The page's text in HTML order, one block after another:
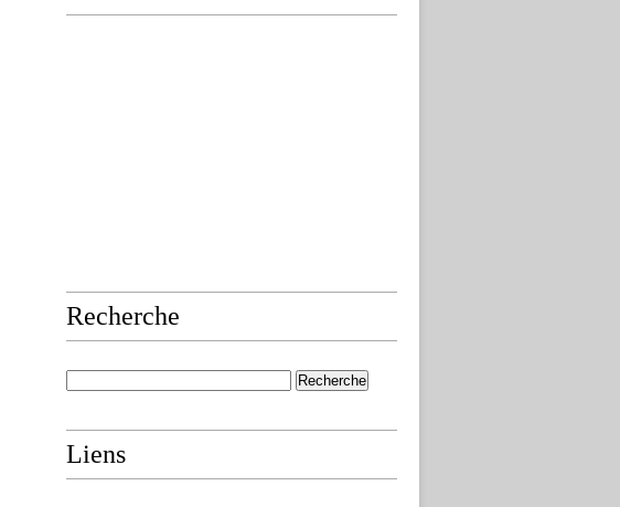
Recherche
Liens